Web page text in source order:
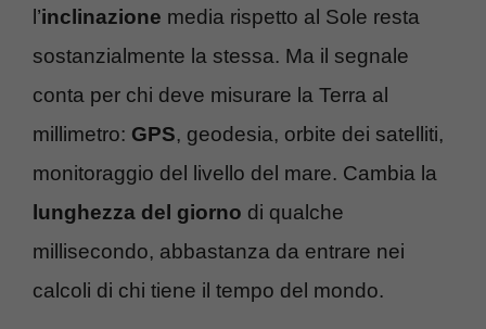
l’inclinazione media rispetto al Sole resta
sostanzialmente la stessa. Ma il segnale
conta per chi deve misurare la Terra al
millimetro: GPS, geodesia, orbite dei satelliti,
monitoraggio del livello del mare. Cambia la
lunghezza del giorno di qualche
millisecondo, abbastanza da entrare nei
calcoli di chi tiene il tempo del mondo.